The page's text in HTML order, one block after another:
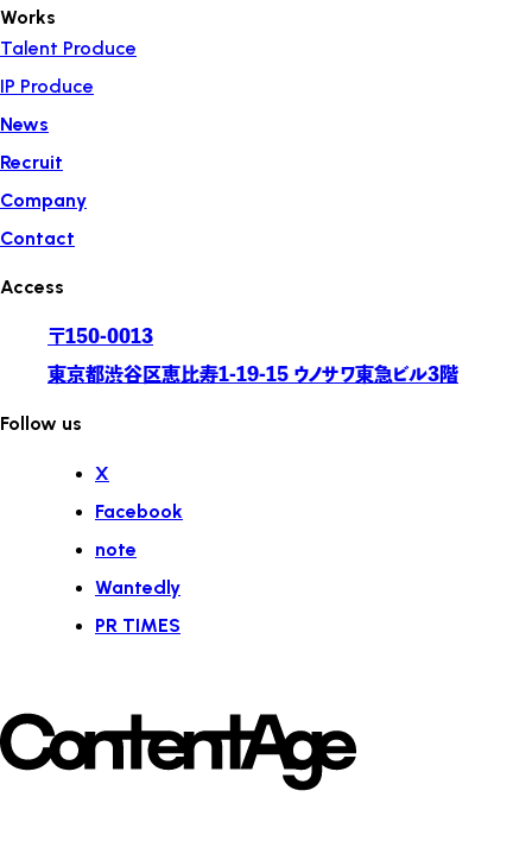
Works
Talent Produce
IP Produce
News
Recruit
Company
Contact
Access
〒150-0013
東京都渋谷区恵比寿1-19-15 ウノサワ東急ビル3階
Follow us
X
Facebook
note
Wantedly
PR TIMES